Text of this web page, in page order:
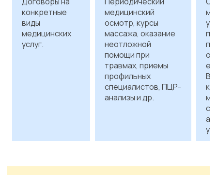
конкретные
виды
медицинских
услуг.
медицинский
осмотр, курсы
массажа, оказание
неотложной
помощи при
травмах, приемы
профильных
специалистов, ПЦР-
анализы и др.
по
В